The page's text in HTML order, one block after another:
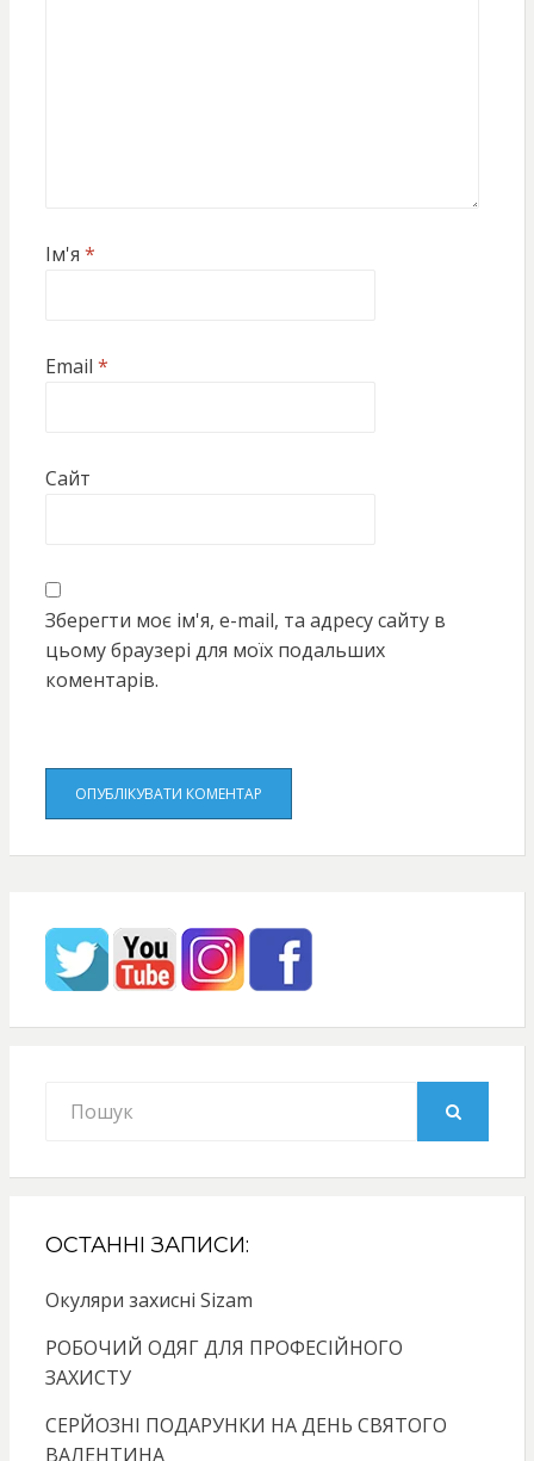
Ім'я *
Email *
Сайт
Зберегти моє ім'я, e-mail, та адресу сайту в
цьому браузері для моїх подальших
коментарів.
for:
ОСТАННІ ЗАПИСИ:
Окуляри захисні Sizam
РОБОЧИЙ ОДЯГ ДЛЯ ПРОФЕСІЙНОГО
ЗАХИСТУ
СЕРЙОЗНІ ПОДАРУНКИ НА ДЕНЬ СВЯТОГО
ВАЛЕНТИНА